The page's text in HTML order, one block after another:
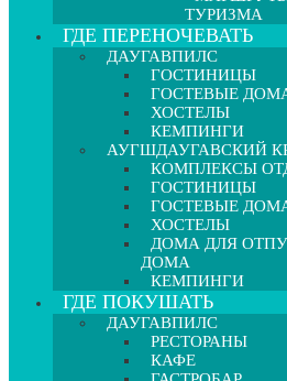
ТУРИЗМА
ГДЕ ПЕРЕНОЧЕВАТЬ
ДАУГАВПИЛС
ГОСТИНИЦЫ
ГОСТЕВЫЕ
ХОСТЕЛЫ
КЕМПИНГИ
АУГШДАУГАВСКИЙ
КОМПЛЕКСЫ
ГОСТИНИЦЫ
ГОСТЕВЫЕ
ХОСТЕЛЫ
ДОМА ДЛЯ
ДОМА
КЕМПИНГИ
ГДЕ ПОКУШАТЬ
ДАУГАВПИЛС
РЕСТОРАНЫ
КАФЕ